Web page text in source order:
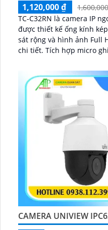
1,120,000 ₫
TC-C32RN là camera IP
được thiết kế ống kính
sát rộng và hình ảnh Full
chi tiết. Tích hợp micro ghi âm và hồng ngoại thông
quả cả ngày lẫn đêm...
CAMERA UNIVIEW